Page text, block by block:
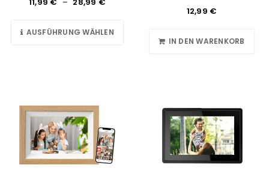
AUSFÜHRUNG WÄHLEN
12,99 €
IN DEN WARENKORB